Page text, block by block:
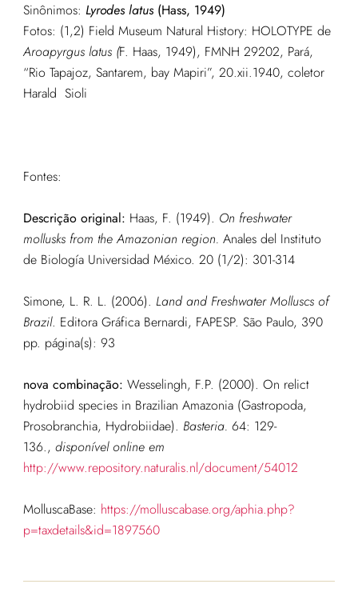
Sinônimos: Lyrodes latus (Hass, 1949)
Fotos: (1,2) Field Museum Natural History: HOLOTYPE de
Aroapyrgus latus (F. Haas, 1949), FMNH 29202, Pará,
“Rio Tapajoz, Santarem, bay Mapiri”, 20.xii.1940, coletor
Harald Sioli
Fontes:
Descrição original: Haas, F. (1949). On freshwater
mollusks from the Amazonian region. Anales del Instituto
de Biología Universidad México. 20 (1/2): 301-314
Simone, L. R. L. (2006). Land and Freshwater Molluscs of
Brazil. Editora Gráfica Bernardi, FAPESP. São Paulo, 390
pp. página(s): 93
nova combinação: Wesselingh, F.P. (2000). On relict
hydrobiid species in Brazilian Amazonia (Gastropoda,
Prosobranchia, Hydrobiidae). Basteria. 64: 129-
136., disponível online em
http://www.repository.naturalis.nl/document/54012
MolluscaBase: https://molluscabase.org/aphia.php?
p=taxdetails&id=1897560